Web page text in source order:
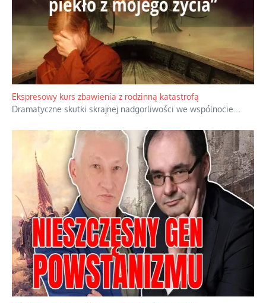
Ekspresowy kurs zbawienia z rodzinną katastrofą
Dramatyczne skutki skrajnej nadgorliwości we wspólnocie.